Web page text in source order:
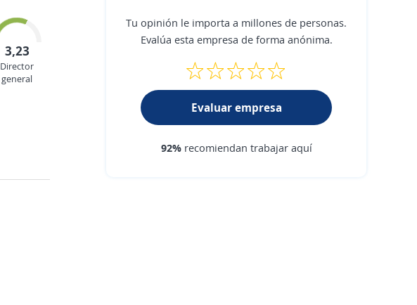
3,23
Director
general
Tu opinión le importa a millones de personas.
Evalúa esta empresa de forma anónima.
Evaluar empresa
92%recomiendan trabajar aquí